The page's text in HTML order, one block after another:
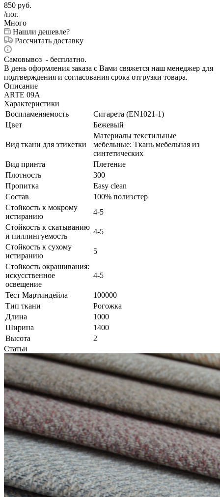
850 руб.
/пог.
Много
Нашли дешевле?
Рассчитать доставку
Самовывоз - бесплатно.
В день оформления заказа с Вами свяжется наш менеджер для
подтверждения и согласования срока отгрузки товара.
Описание
ARTE 09A
Характеристики
Воспламеняемость
Сигарета (EN1021-1)
Цвет
Бежевый
Вид ткани для этикетки
Материалы текстильные
мебельные: Ткань мебельная из
синтетических
Вид принта
Плетение
Плотность
300
Пропитка
Easy clean
Состав
100% полиэстер
Стойкость к мокрому
истиранию
4-5
Стойкость к скатыванию
и пиллингуемость
4-5
Стойкость к сухому
истиранию
5
Стойкость окрашивания:
искусственное
освещение
4-5
Тест Мартиндейла
100000
Тип ткани
Рогожка
Длина
1000
Ширина
1400
Высота
2
Статьи